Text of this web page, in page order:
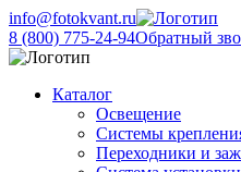
info@fotokvant.ru
8 (800) 775-24-94Обратный
Каталог
Освещение
Системы
Переходники и